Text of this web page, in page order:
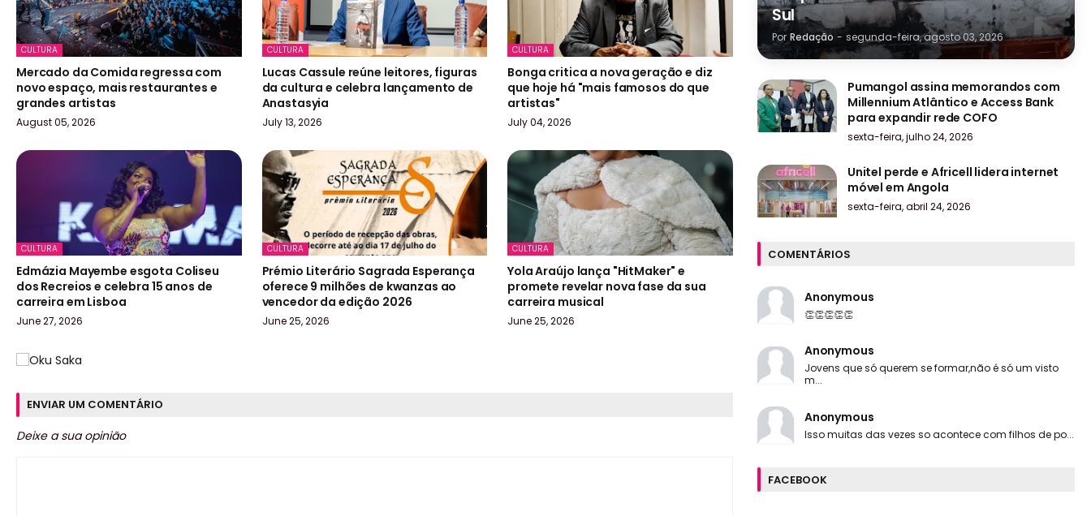
CULTURA
Mercado da Comida regressa com
novo espaço, mais restaurantes e
grandes artistas
August 05, 2026
CULTURA
Lucas Cassule reúne leitores, figuras
da cultura e celebra lançamento de
Anastasyia
July 13, 2026
CULTURA
Bonga critica a nova geração e diz
que hoje há "mais famosos do que
artistas"
July 04, 2026
CULTURA
Edmázia Mayembe esgota Coliseu
dos Recreios e celebra 15 anos de
carreira em Lisboa
June 27, 2026
CULTURA
Prémio Literário Sagrada Esperança
oferece 9 milhões de kwanzas ao
vencedor da edição 2026
June 25, 2026
CULTURA
Yola Araújo lança "HitMaker" e
promete revelar nova fase da sua
carreira musical
June 25, 2026
ENVIAR UM COMENTÁRIO
Deixe a sua opinião
Sul
Por Redação - segunda-feira, agosto 03, 2026
Pumangol assina memorandos com
Millennium Atlântico e Access Bank
para expandir rede COFO
sexta-feira, julho 24, 2026
Unitel perde e Africell lidera internet
móvel em Angola
sexta-feira, abril 24, 2026
COMENTÁRIOS
Anonymous
👏👏👏👏👏
Anonymous
Jovens que só querem se formar,não é só um visto
m...
Anonymous
Isso muitas das vezes so acontece com filhos de po...
FACEBOOK